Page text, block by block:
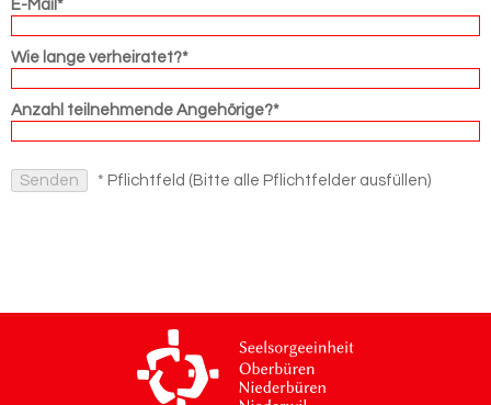
E-Mail*
Wie lange verheiratet?*
Anzahl teilnehmende Angehörige?*
* Pflichtfeld (Bitte alle Pflichtfelder ausfüllen)